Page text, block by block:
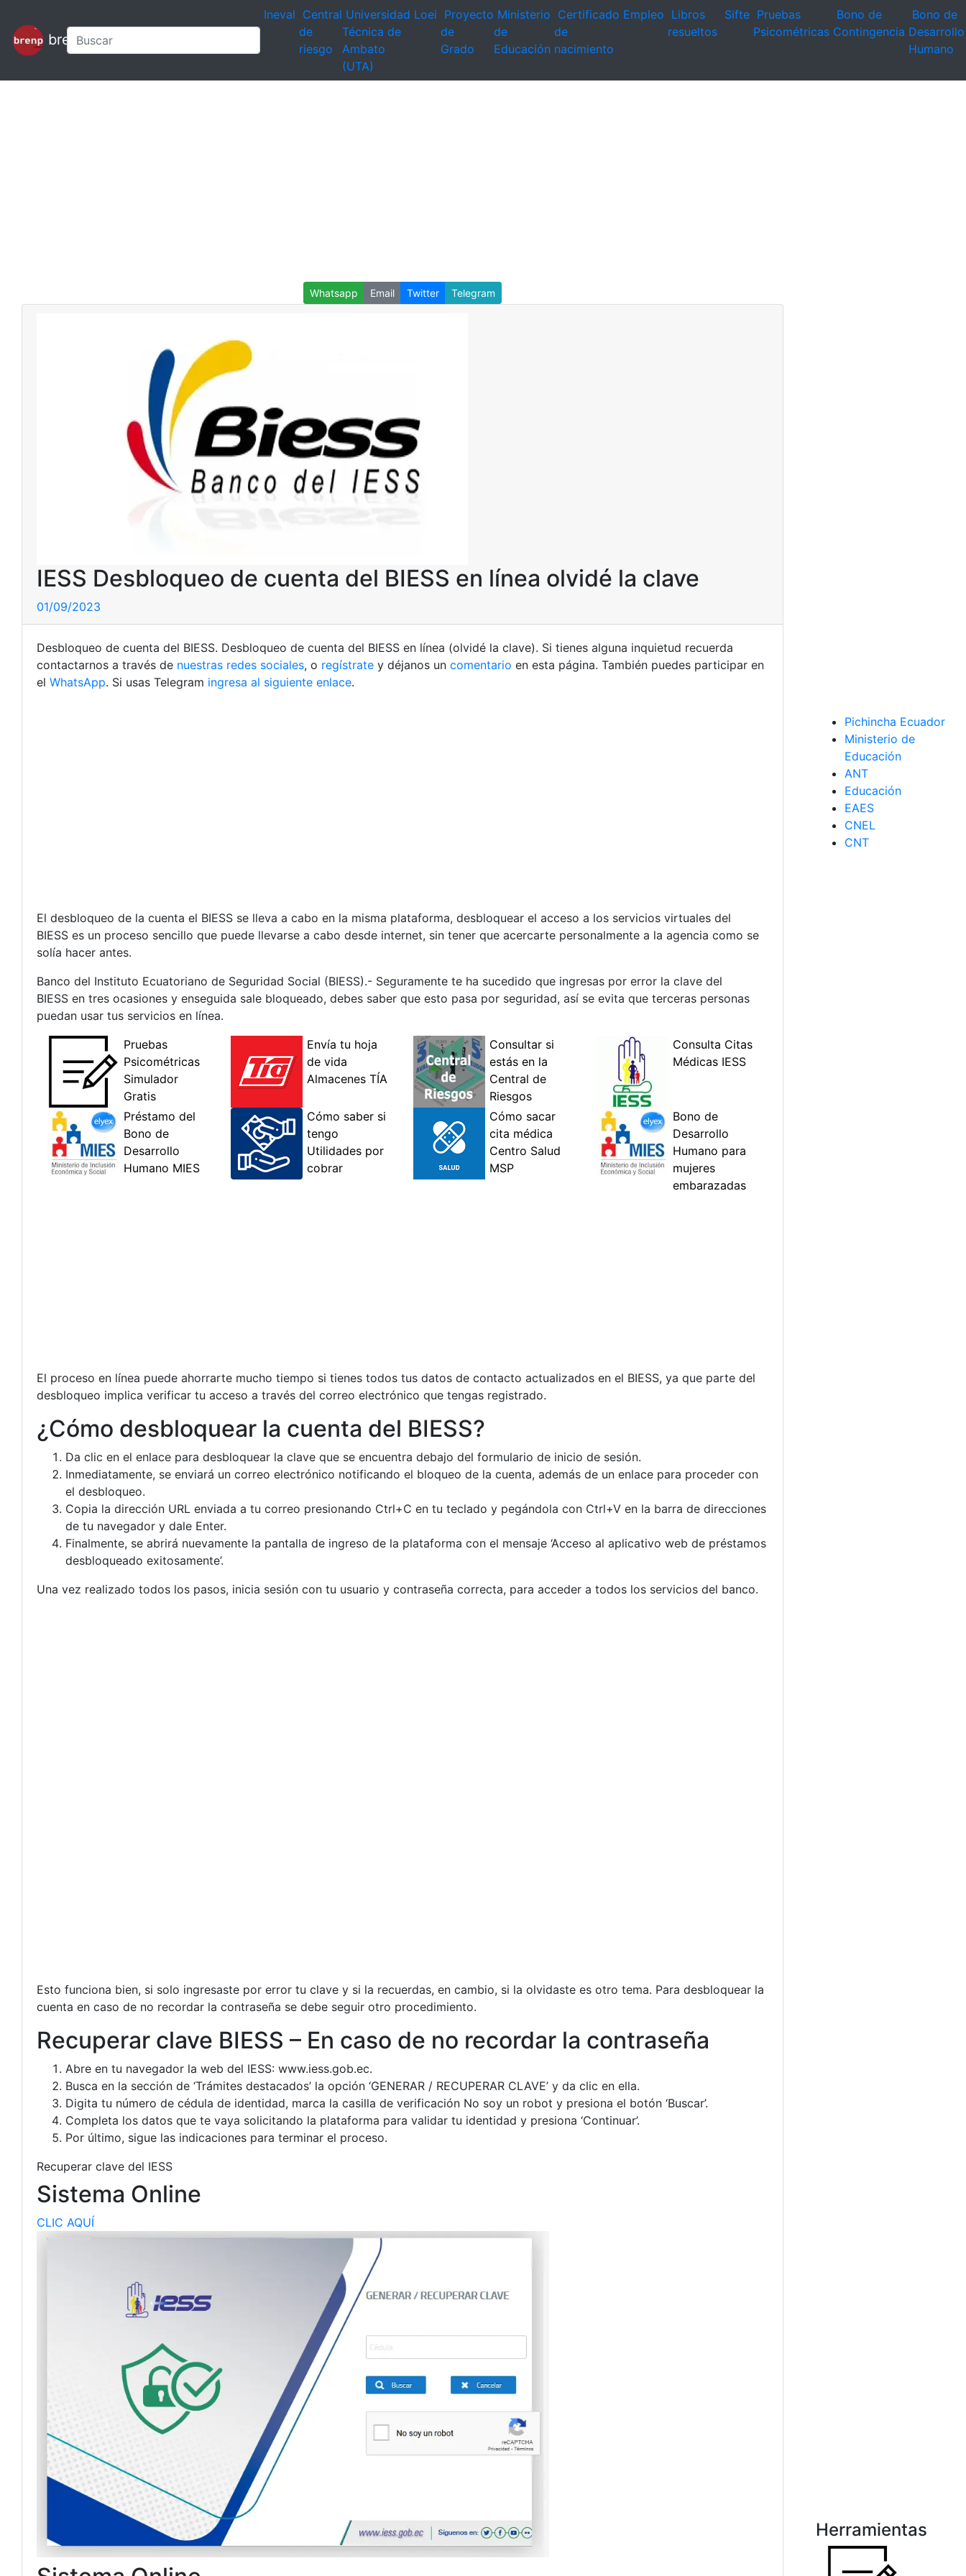
brenp
Ineval Central
de
riesgo
Universidad
Técnica de
Ambato
(UTA)
Loei Proyecto
de
Grado
Ministerio
de
Educación
Certificado
de
nacimiento
Empleo Libros
resueltos
Sifte Pruebas
Psicométricas
Bono de
Contingencia
Bono de
Desarrollo
Humano
Whatsapp Email Twitter Telegram
IESS Desbloqueo de cuenta del BIESS en línea olvidé la clave
01/09/2023
Desbloqueo de cuenta del BIESS. Desbloqueo de cuenta del BIESS en línea (olvidé la clave). Si tienes alguna inquietud recuerda
contactarnos a través de nuestras redes sociales, o regístrate y déjanos un comentario en esta página. También puedes participar en
el WhatsApp. Si usas Telegram ingresa al siguiente enlace.
El desbloqueo de la cuenta el BIESS se lleva a cabo en la misma plataforma, desbloquear el acceso a los servicios virtuales del
BIESS es un proceso sencillo que puede llevarse a cabo desde internet, sin tener que acercarte personalmente a la agencia como se
solía hacer antes.
Banco del Instituto Ecuatoriano de Seguridad Social (BIESS).- Seguramente te ha sucedido que ingresas por error la clave del
BIESS en tres ocasiones y enseguida sale bloqueado, debes saber que esto pasa por seguridad, así se evita que terceras personas
puedan usar tus servicios en línea.
El proceso en línea puede ahorrarte mucho tiempo si tienes todos tus datos de contacto actualizados en el BIESS, ya que parte del
desbloqueo implica verificar tu acceso a través del correo electrónico que tengas registrado.
¿Cómo desbloquear la cuenta del BIESS?
Da clic en el enlace para desbloquear la clave que se encuentra debajo del formulario de inicio de sesión.
Inmediatamente, se enviará un correo electrónico notificando el bloqueo de la cuenta, además de un enlace para proceder con
el desbloqueo.
Copia la dirección URL enviada a tu correo presionando Ctrl+C en tu teclado y pegándola con Ctrl+V en la barra de direcciones
de tu navegador y dale Enter.
Finalmente, se abrirá nuevamente la pantalla de ingreso de la plataforma con el mensaje ‘Acceso al aplicativo web de préstamos
desbloqueado exitosamente’.
Una vez realizado todos los pasos, inicia sesión con tu usuario y contraseña correcta, para acceder a todos los servicios del banco.
Esto funciona bien, si solo ingresaste por error tu clave y si la recuerdas, en cambio, si la olvidaste es otro tema. Para desbloquear la
cuenta en caso de no recordar la contraseña se debe seguir otro procedimiento.
Recuperar clave BIESS – En caso de no recordar la contraseña
Abre en tu navegador la web del IESS: www.iess.gob.ec.
Busca en la sección de ‘Trámites destacados’ la opción ‘GENERAR / RECUPERAR CLAVE’ y da clic en ella.
Digita tu número de cédula de identidad, marca la casilla de verificación No soy un robot y presiona el botón ‘Buscar’.
Completa los datos que te vaya solicitando la plataforma para validar tu identidad y presiona ‘Continuar’.
Por último, sigue las indicaciones para terminar el proceso.
Recuperar clave del IESS
Sistema Online
CLIC AQUÍ
Pichincha Ecuador
Ministerio de
Educación
ANT
Educación
EAES
CNEL
CNT
Herramientas